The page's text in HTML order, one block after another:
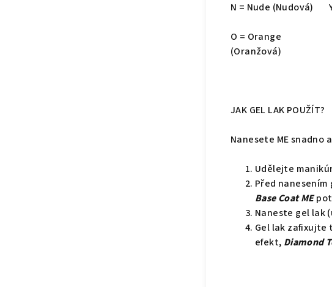
N = Nude (Nudová)
O = Orange
(Oranžová)
JAK GEL LAK POUŽÍT?
Nanesete ME snadno
Udělejte
Před
Base Coat ME
Naneste gel lak
Gel lak zafixujte
efekt, Diamond